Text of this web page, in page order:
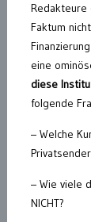
Redakteure
Faktum
eine
diese
folgende
– Welche
– Wie viele
NICHT?